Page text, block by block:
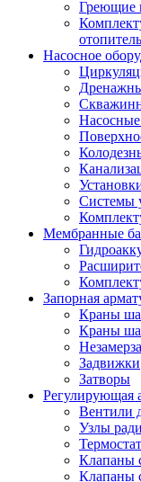
Греющие
Насосное
Системы
Мембранные
Запорная
Краны
Краны
Задвижки
Затворы
Регулирующая
Вентили
Узлы
Клапаны
Клапаны